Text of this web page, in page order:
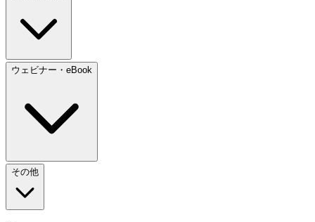
ウェビナー・eBook
その他